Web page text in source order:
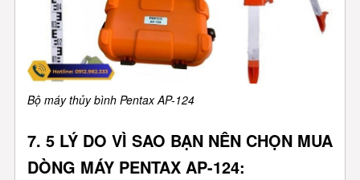
Bộ máy thủy bình Pentax AP-124
7. 5 LÝ DO VÌ SAO BẠN NÊN CHỌN MUA
DÒNG MÁY PENTAX AP-124: